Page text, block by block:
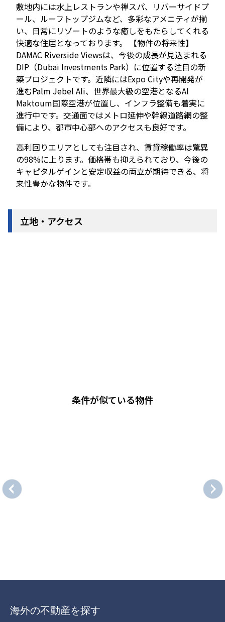
敷地内には水上レストランや禅スパ、リバーサイドプ
ール、ルーフトップジムなど、多彩なアメニティが揃
い、日常にリゾートのような癒しをもたらしてくれる
快適な住居となっております。 【物件の将来性】
DAMAC Riverside Viewsは、今後の成長が見込まれる
DIP（Dubai Investments Park）に位置する注目の新
築プロジェクトです。近隣にはExpo Cityや再開発が
進むPalm Jebel Ali、世界最大級の空港となるAl
Maktoum国際空港が位置し、インフラ整備も着実に
進行中です。交通面ではメトロ延伸や幹線道路網の整
備により、都市中心部へのアクセスも良好です。
高利回りエリアとしても注目され、賃貸稼働率は驚異
の98%に上ります。価格帯も抑えられており、今後の
キャピタルゲインと安定収益の両立が期待できる、将
来性豊かな物件です。
立地・アクセス
条件が似ている物件
海外の不動産を探す